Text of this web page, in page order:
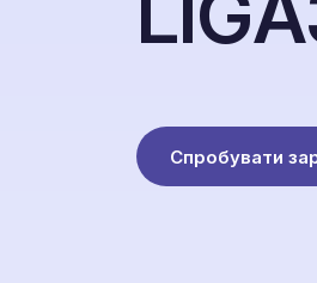
Спробувати